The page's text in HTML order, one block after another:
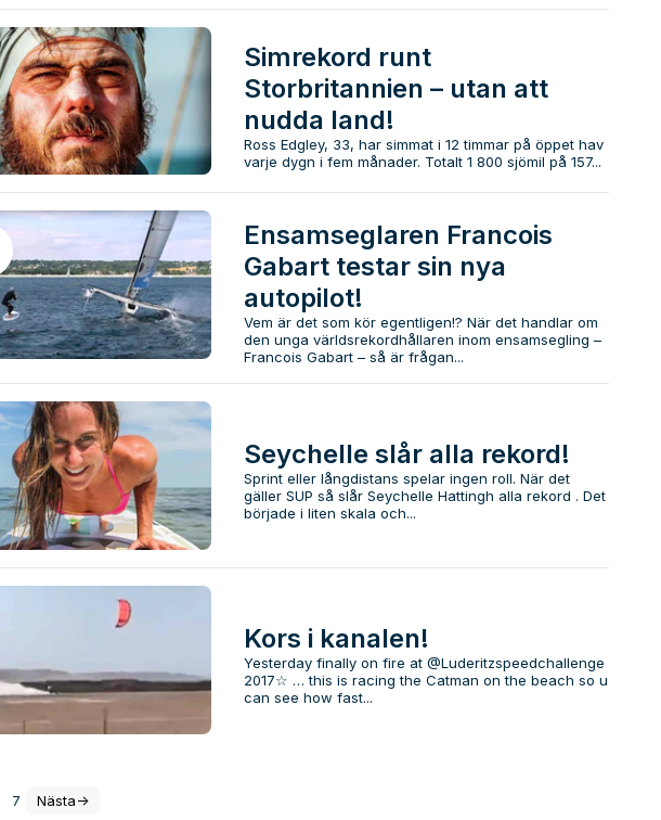
Simrekord runt
Storbritannien – utan att
nudda land!
Ross Edgley, 33, har simmat i 12 timmar på öppet hav
varje dygn i fem månader. Totalt 1 800 sjömil på 157...
Ensamseglaren Francois
Gabart testar sin nya
autopilot!
Vem är det som kör egentligen!? När det handlar om
den unga världsrekordhållaren inom ensamsegling –
Francois Gabart – så är frågan...
Seychelle slår alla rekord!
Sprint eller långdistans spelar ingen roll. När det
gäller SUP så slår Seychelle Hattingh alla rekord . Det
började i liten skala och...
Kors i kanalen!
Yesterday finally on fire at @Luderitzspeedchallenge
2017☆ … this is racing the Catman on the beach so u
can see how fast...
7 Nästa->